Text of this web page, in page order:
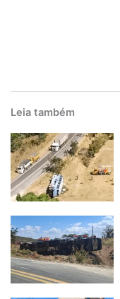
Leia também